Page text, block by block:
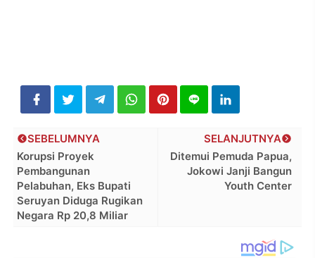
SELANJUTNYA
Ditemui Pemuda Papua,
Jokowi Janji Bangun
Youth Center
SEBELUMNYA
Korupsi Proyek
Pembangunan
Pelabuhan, Eks Bupati
Seruyan Diduga Rugikan
Negara Rp 20,8 Miliar